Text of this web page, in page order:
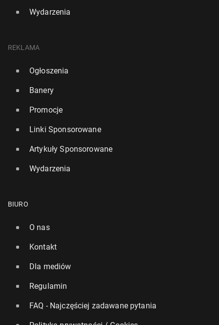
Wydarzenia
REKLAMA
Ogłoszenia
Banery
Promocje
Linki Sponsorowane
Artykuły Sponsorowane
Wydarzenia
BIURO
O nas
Kontakt
Dla mediów
Regulamin
FAQ - Najczęściej zadawane pytania